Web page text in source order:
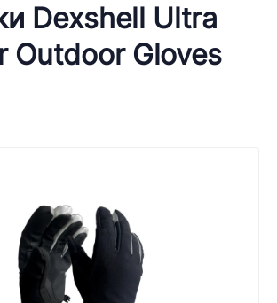
Dexshell Ultra
Outdoor Gloves
свой вопрос,